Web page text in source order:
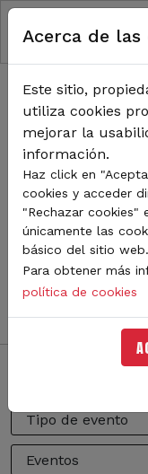
Pasar al contenido
RUTA DE
Inicio Noticias
TODA LA
Sigue de cerca
Aragón. Aquí
competiciones,
mucho más. Filtra
no te pierdas nada
Acerca de
Este sitio,
utiliza cookies
mejorar la
información.
Haz click en
cookies y acceder
"Rechazar cookies"
únicamente las
básico del sitio web.
Para obtener más
política de cookies